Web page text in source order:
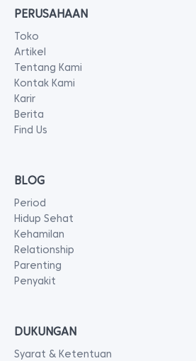
PERUSAHAAN
Toko
Artikel
Tentang Kami
Kontak Kami
Karir
Berita
Find Us
BLOG
Period
Hidup Sehat
Kehamilan
Relationship
Parenting
Penyakit
DUKUNGAN
Syarat & Ketentuan